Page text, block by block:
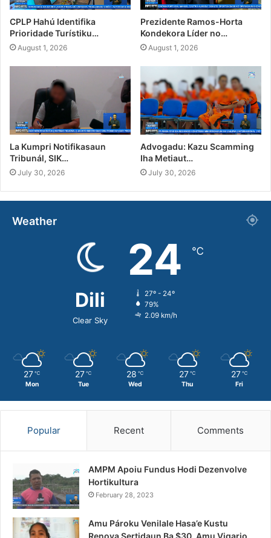
CPLP Hahú Identifika
Prioridade Turístiku…
August 1, 2026
Prezidente Ramos-Horta
Kondekora Líder no…
August 1, 2026
La Kumpri Notifikasaun
Tribunál, SIK…
July 30, 2026
Advogadu: Kazu Scamming
Iha Metiaut…
July 30, 2026
Weather
Dili
Clear Sky
24 ℃
27º - 24º
79%
2.09 km/h
27 ℃
Mon
27 ℃
Tue
28 ℃
Wed
27 ℃
Thu
27 ℃
Fri
Popular Recent Comments
AMPM Apoiu Fundus Hodi Dezenvolve
Hortikultura
February 28, 2023
Amu Pároku Venilale Hasa’e Kustu
Renova Sertidaun Ba $30, Amu Vigario